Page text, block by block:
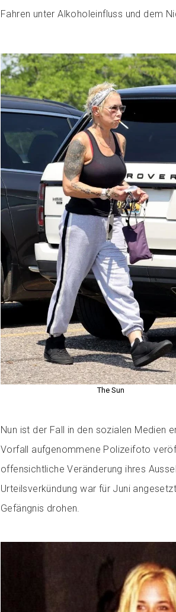
Fahren unter Alkoholeinfluss und dem
The Sun
Nun ist der Fall in den sozialen Medien
Vorfall aufgenommene Polizeifoto
offensichtliche Veränderung ihres
Urteilsverkündung war für Juni
Gefängnis drohen.